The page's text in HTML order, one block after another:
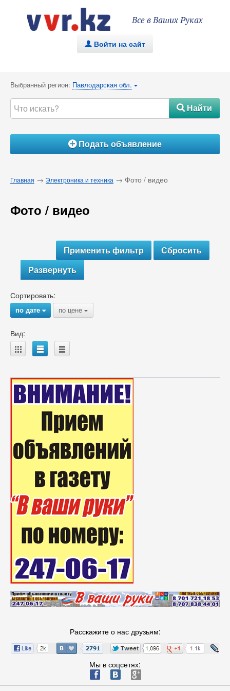
Все в Ваших Руках
. Войти на сайт
Выбранный регион: Павлодарская обл. {
#Найти
ÁПодать объявление
Главная → Электроника и техника → Фото / видео
Фото / видео
Развернуть
Сортировать:
по дате{ по цене {
Вид:
A B C
Расскажите о нас друзьям:
Мы в соцсетях:
ä æ è